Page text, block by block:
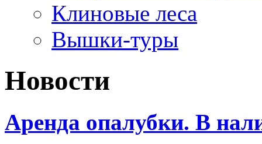
Клиновые леса
Вышки-туры
Новости
Аренда опалубки. В